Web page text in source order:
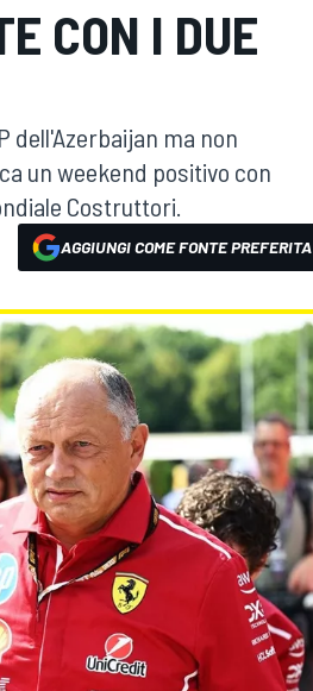
CON I DUE
dell'Azerbaijan ma non
un weekend positivo con
Costruttori.
AGGIUNGI COME FONTE PREFERITA